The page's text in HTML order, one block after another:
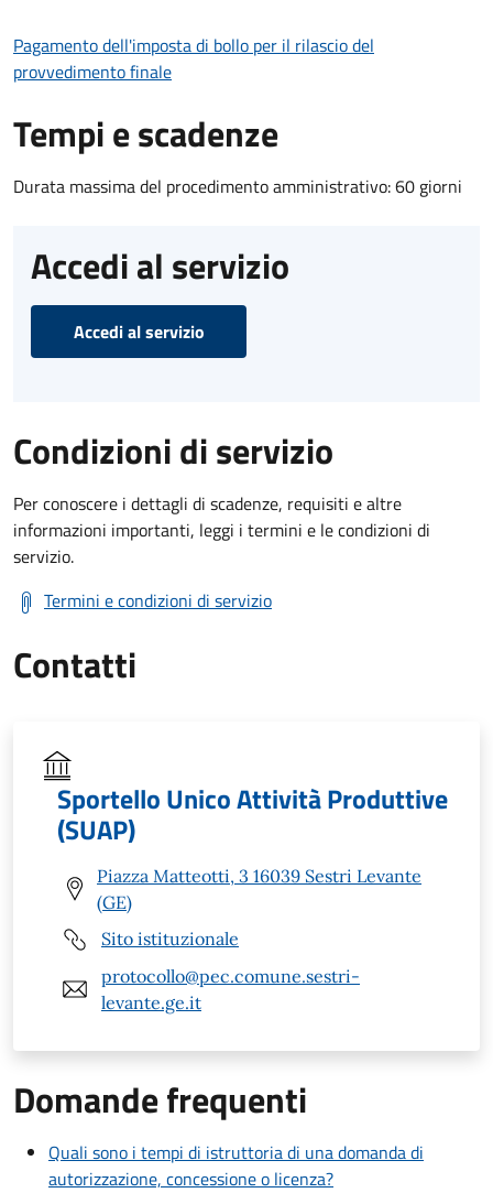
Pagamento dell'imposta di bollo per il rilascio del
provvedimento finale
Tempi e scadenze
Durata massima del procedimento amministrativo: 60 giorni
Accedi al servizio
Accedi al servizio
Condizioni di servizio
Per conoscere i dettagli di scadenze, requisiti e altre
informazioni importanti, leggi i termini e le condizioni di
servizio.
Termini e condizioni di servizio
Contatti
Sportello Unico Attività Produttive
(SUAP)
Piazza Matteotti, 3 16039 Sestri Levante
(GE)
Sito istituzionale
protocollo@pec.comune.sestri-
levante.ge.it
Domande frequenti
Quali sono i tempi di istruttoria di una domanda di
autorizzazione, concessione o licenza?